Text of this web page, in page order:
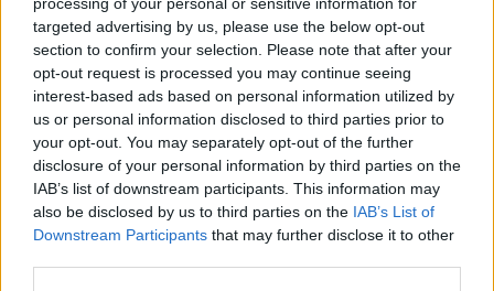
targeted advertising by us, please use the below opt-out
section to confirm your selection. Please note that after your
opt-out request is processed you may continue seeing
interest-based ads based on personal information utilized by
us or personal information disclosed to third parties prior to
your opt-out. You may separately opt-out of the further
disclosure of your personal information by third parties on the
IAB’s list of downstream participants. This information may
also be disclosed by us to third parties on the IAB’s List of
Downstream Participants that may further disclose it to other
Székely Sport
Látványos meccs nyitotta a
Szuperliga negyedik
fordulóját (videóval)
Krónika
Meddig használható még a
régi személyi?